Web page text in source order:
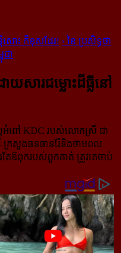
តី​សោះ ក៏​ខុស​ដែរ! › ខៃ ប្រសិទ្ធថា​
ជា
យ​សារ​ជម្លោះ​ដី​ធ្លី​នៅ​
កអំពៅ KDC របស់លោកស្រី ជា
ក្រសួងធនធានរ៉ែនិងថាមពល
រតែឪពុករបស់ពួកគាត់ ត្រូវគេចាប់